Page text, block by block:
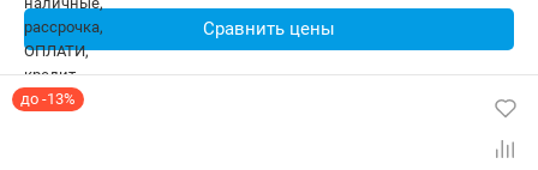
Сравнить цены
до -13%